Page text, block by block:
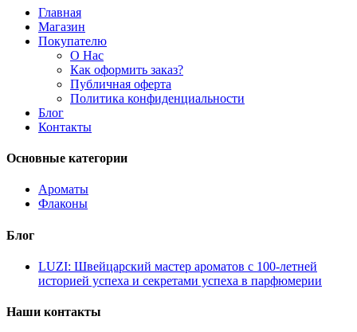
Главная
Магазин
Покупателю
О Нас
Как оформить заказ?
Публичная оферта
Политика конфиденциальности
Блог
Контакты
Основные категории
Ароматы
Флаконы
Блог
LUZI: Швейцарский мастер ароматов с 100-летней
историей успеха и секретами успеха в парфюмерии
Наши контакты